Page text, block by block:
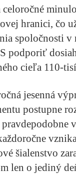
hranici, čo
spoločnosti v
podporiť
cieľa 110-
jesenná
postupne
šialenstvo
len o jediný